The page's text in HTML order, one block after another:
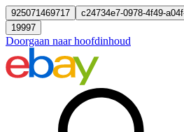
925071469717
c24734e7-0978-4f49-
19997
Doorgaan naar hoofdinhoud